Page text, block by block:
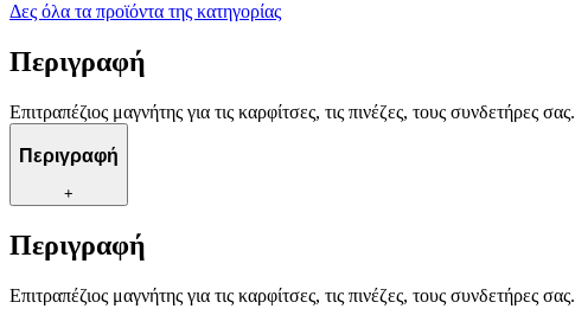
Δες όλα τα προϊόντα της κατηγορίας
Περιγραφή
Επιτραπέζιος μαγνήτης για τις καρφίτσες, τις πινέζες, τους συνδετήρες σας.
Περιγραφή
+
Περιγραφή
Επιτραπέζιος μαγνήτης για τις καρφίτσες, τις πινέζες, τους συνδετήρες σας.